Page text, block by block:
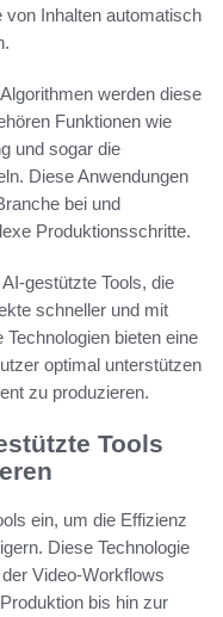
Inhalten automatisch
werden diese
Funktionen wie
und sogar die
Diese Anwendungen
bei und
Produktionsschritte.
gestützte Tools, die
schneller und mit
bieten eine
optimal unterstützen
zu produzieren.
Tools
ein, um die Effizienz
Diese Technologie
Video-Workflows
bis hin zur